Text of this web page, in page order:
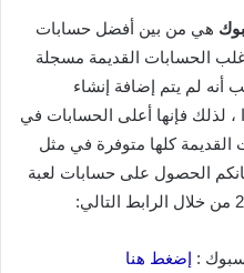
هي من بين أفضل حسابات
الحسابات القديمة مسجلة
لم يتم إضافة إنشاء
لذلك فإنها أعلى الحسابات في
القديمة كلها متوفرة في مثل
الحصول على حسابات لعبة
إضغط هنا